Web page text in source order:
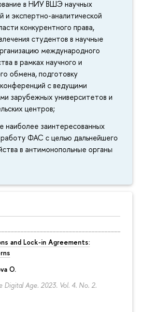
в НИУ ВШЭ научных
и экспертно-аналитической
конкурентного права,
студентов в научные
международного
в рамках научного и
обмена, подготовку
с ведущими
зарубежных университетов и
центров;
наиболее заинтересованных
ФАС с целью дальнейшего
в антимонопольные органы
and Lock-in Agreements:
O.
Digital Age. 2023. Vol. 4. No. 2.